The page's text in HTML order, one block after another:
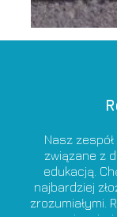
Nasz
związane z
edukacją.
najbardziej
zrozumiałymi.